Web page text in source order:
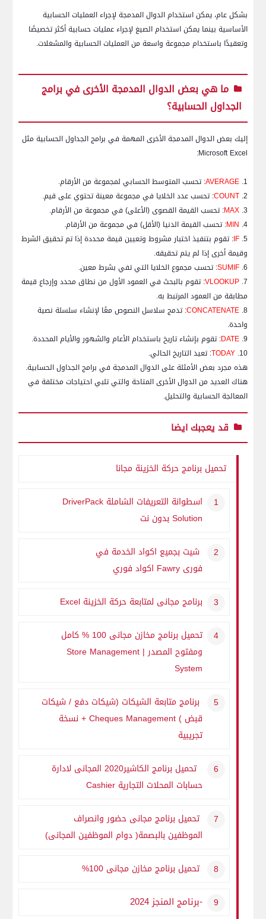
بشكل عام، يمكن استخدام الدوال المدمجة لإجراء العمليات الحسابية
الأساسية بينما يمكن استخدام الصيغ لإجراء عمليات حسابية أكثر تخصيصًا
وتعقيدًا باستخدام مجموعة واسعة من العمليات الحسابية والمشغلات.
ما هي بعض الدوال المدمجة الأخرى في برامج
الجداول الحسابية؟
إليك بعض الدوال المدمجة الأخرى المهمة في برامج الجداول الحسابية مثل
Microsoft Excel
:
1.
AVERAGE: تحسب المتوسط الحسابي لمجموعة من الأرقام.
2.
COUNT: تحسب عدد الخلايا في مجموعة معينة تحتوي على قيم.
3.
MAX: تحسب القيمة القصوى (الأعلى) في مجموعة من الأرقام.
4.
MIN: تحسب القيمة الدنيا (الأقل) في مجموعة من الأرقام.
5.
IF: تقوم بتنفيذ اختبار مشروط وتعيين قيمة محددة إذا تم تحقيق الشرط
وقيمة أخرى إذا لم يتم تحقيقه.
6.
SUMIF: تحسب مجموع الخلايا التي تفي بشرط معين.
7.
VLOOKUP: تقوم بالبحث في العمود الأول من نطاق محدد وإرجاع قيمة
مطابقة من العمود المرتبط به.
8.
CONCATENATE: تدمج سلاسل النصوص معًا لإنشاء سلسلة نصية
واحدة.
9.
DATE: تقوم بإنشاء تاريخ باستخدام الأعام والشهور والأيام المحددة.
10.
TODAY: تعيد التاريخ الحالي.
هذه مجرد بعض الأمثلة على الدوال المدمجة في برامج الجداول الحسابية.
هناك العديد من الدوال الأخرى المتاحة والتي تلبي احتياجات مختلفة في
المعالجة الحسابية والتحليل.
قد يعجبك ايضا
تحميل برنامج حركة الخزينة مجانا
اسطوانة التعريفات الشاملة DriverPack
Solution بدون نت
شيت بجميع اكواد الخدمة في
فورى Fawry اكواد فوري
برنامج مجانى لمتابعة حركة الخزينة Excel
تحميل برنامج مخازن مجانى 100 % كامل
ومفتوح المصدر | Store Management
System
برنامج متابعة الشيكات (شيكات دفع / شيكات
قبض )Cheques Management+ نسخة
تجريبية
تحميل برنامج الكاشير2020 المجانى لادارة
حسابات المحلات التجارية Cashier
تحميل برنامج مجانى حضور وانصراف
الموظفين بالبصمة( دوام الموظفين المجانى)
تحميل برنامج مخازن مجانى 100%
-برنامج المنجز 2024